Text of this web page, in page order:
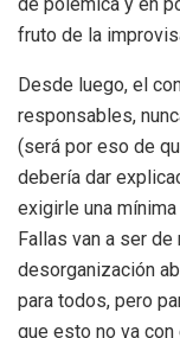
fruto de la
Desde luego, el
responsables,
(será por eso de
debería dar
exigirle una
Fallas van a ser
desorganización
para todos, pero
que esto no va